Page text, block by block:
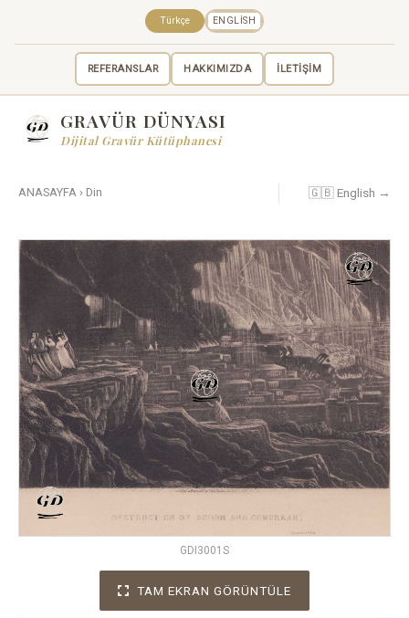
REFERANSLAR HAKKIMIZDA İLETİŞİM
Türkçe ENGLISH
GRAVÜR DÜNYASI
Dijital Gravür Kütüphanesi
ANASAYFA › Din 🇬🇧 English →
GDI3001S
TAM EKRAN GÖRÜNTÜLE